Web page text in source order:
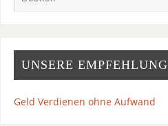
UNSERE EMPFEHLUNG
Geld Verdienen ohne Aufwand